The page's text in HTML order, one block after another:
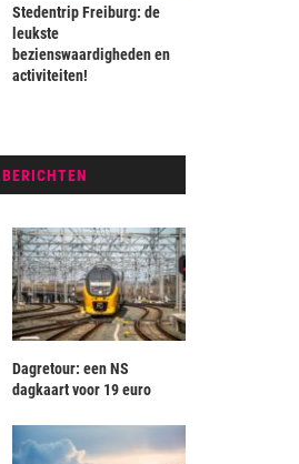
Stedentrip Freiburg: de
leukste
bezienswaardigheden en
activiteiten!
Dagretour: een NS
dagkaart voor 19 euro